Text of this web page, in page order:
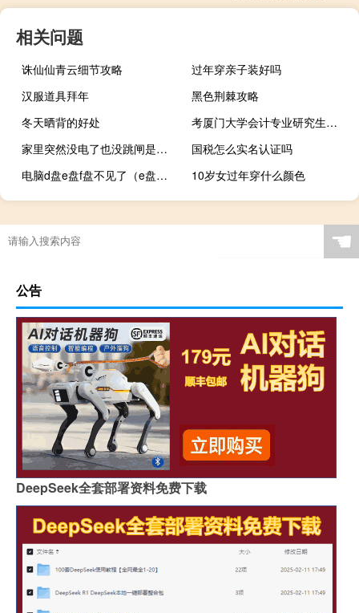
相关问题
诛仙仙青云细节攻略
过年穿亲子装好吗
汉服道具拜年
黑色荆棘攻略
冬天晒背的好处
考厦门大学会计专业研究生要考哪些科目
家里突然没电了也没跳闸是怎么回事
国税怎么实名认证吗
电脑d盘e盘f盘不见了（e盘不见了怎么恢复）
10岁女过年穿什么颜色
☚
公告
DeepSeek全套部署资料免费下载